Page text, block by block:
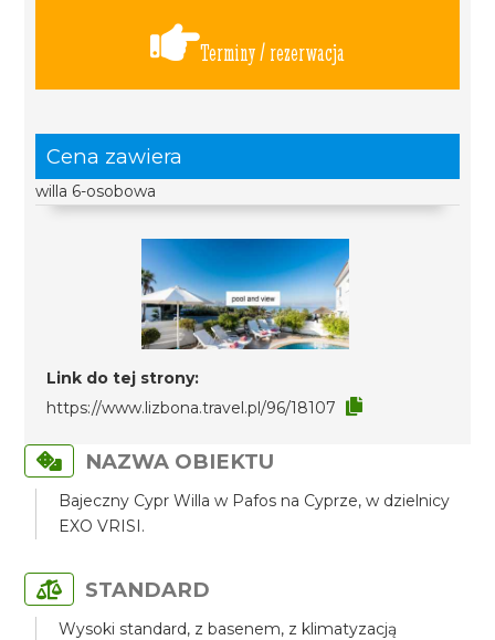
Terminy / rezerwacja
Cena zawiera
willa 6-osobowa
Link do tej strony:
https://www.lizbona.travel.pl/96/18107
NAZWA OBIEKTU
Bajeczny Cypr Willa w Pafos na Cyprze, w dzielnicy
EXO VRISI.
STANDARD
Wysoki standard, z basenem, z klimatyzacją